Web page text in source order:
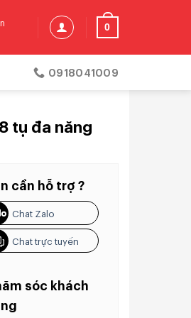
0
0918041009
tụ đa năng
cần hỗ trợ ?
Chat Zalo
Chat trực tuyến
sóc khách